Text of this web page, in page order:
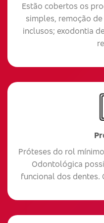
Estão cobertos os
simples, remoção
inclusos; exodontia
Próteses do rol
Odontológica
funcional dos dentes.